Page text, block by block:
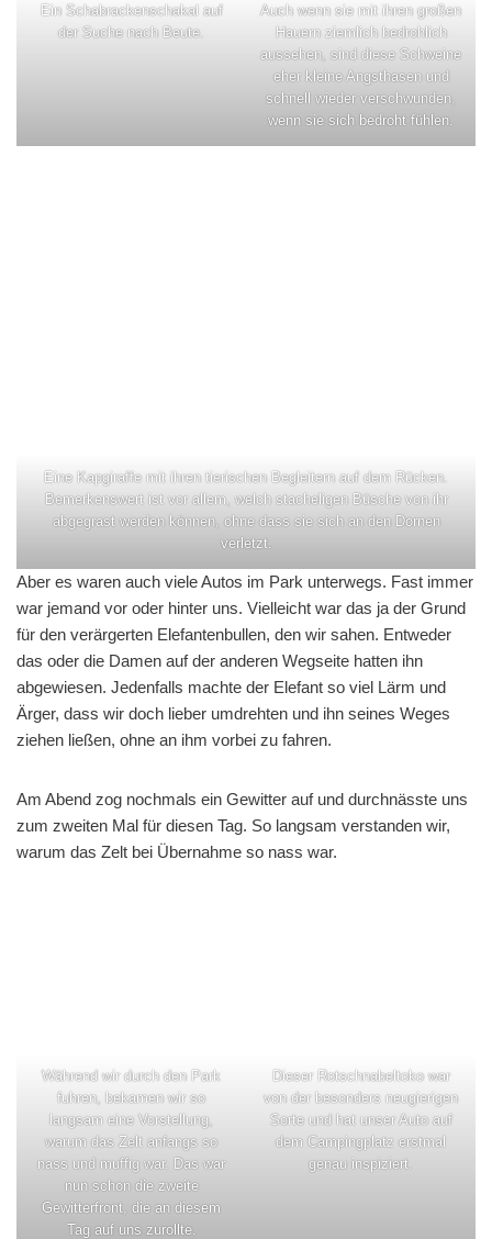
Ein Schabrackenschakal auf
der Suche nach Beute.
Auch wenn sie mit ihren großen
Hauern ziemlich bedrohlich
aussehen, sind diese Schweine
eher kleine Angsthasen und
schnell wieder verschwunden,
wenn sie sich bedroht fühlen.
Eine Kapgiraffe mit ihren tierischen Begleitern auf dem Rücken.
Bemerkenswert ist vor allem, welch stacheligen Büsche von ihr
abgegrast werden können, ohne dass sie sich an den Dornen
verletzt.
Aber es waren auch viele Autos im Park unterwegs. Fast immer
war jemand vor oder hinter uns. Vielleicht war das ja der Grund
für den verärgerten Elefantenbullen, den wir sahen. Entweder
das oder die Damen auf der anderen Wegseite hatten ihn
abgewiesen. Jedenfalls machte der Elefant so viel Lärm und
Ärger, dass wir doch lieber umdrehten und ihn seines Weges
ziehen ließen, ohne an ihm vorbei zu fahren.
Am Abend zog nochmals ein Gewitter auf und durchnässte uns
zum zweiten Mal für diesen Tag. So langsam verstanden wir,
warum das Zelt bei Übernahme so nass war.
Während wir durch den Park
fuhren, bekamen wir so
langsam eine Vorstellung,
warum das Zelt anfangs so
nass und muffig war. Das war
nun schon die zweite
Gewitterfront, die an diesem
Tag auf uns zurollte.
Dieser Rotschnabeltoko war
von der besonders neugierigen
Sorte und hat unser Auto auf
dem Campingplatz erstmal
genau inspiziert.